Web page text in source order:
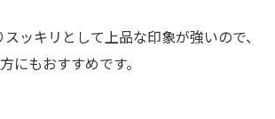
ッキリとして上品な印象が強いので、
にもおすすめです。